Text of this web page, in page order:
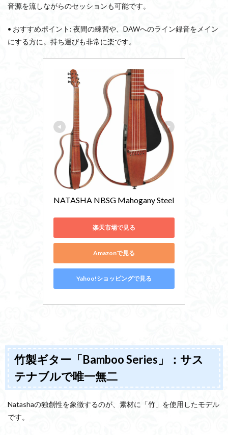
音源を流しながらのセッションも可能です。
• おすすめポイント: 夜間の練習や、DAWへのライン録音をメイン
にする方に。持ち運びも非常に楽です。
楽天市場で見る
Amazonで見る
Yahoo!ショッピングで見る
竹製ギター「Bamboo Series」：サス
テナブルで唯一無二
Natashaの独創性を象徴するのが、素材に「竹」を使用したモデル
です。